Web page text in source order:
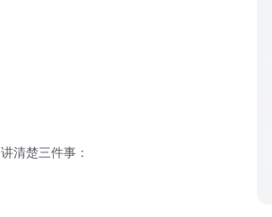
清楚三件事：